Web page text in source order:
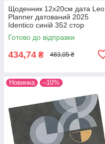
Щоденник 12х20cм дата Leo
Planner датований 2025
Identico синій 352 стор
Готово до відправки
434,74 ₴ 483,05 ₴
Новинка –10%